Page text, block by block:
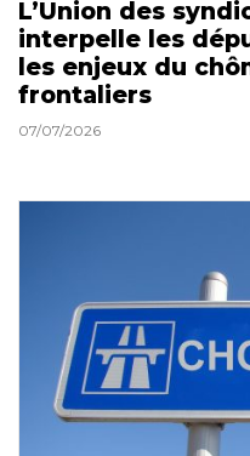
L’Union des
interpelle les
les enjeux du
frontaliers
07/07/2026